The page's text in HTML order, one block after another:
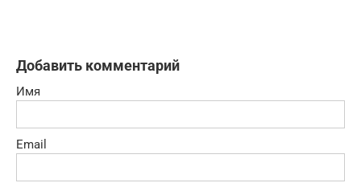
Добавить комментарий
Имя
Email